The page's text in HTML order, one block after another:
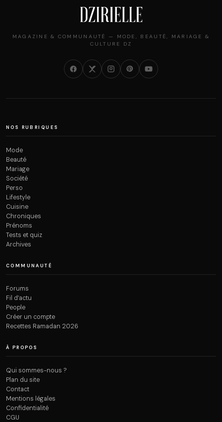
MAGAZINE & COMMUNAUTÉ — MODE, BEAUTÉ, MARIAGE &
CULTURE DZ
NOS RUBRIQUES
Mode
Beauté
Mariage
Société
Perso
Lifestyle
Cuisine
Chroniques
Prénoms
Tests et quiz
Archives
COMMUNAUTÉ
Forums
Fil d’actu
People
Créer un compte
Recettes Ramadan 2026
À PROPOS
Qui sommes-nous ?
Plan du site
Contact
Mentions légales
Confidentialité
CGU